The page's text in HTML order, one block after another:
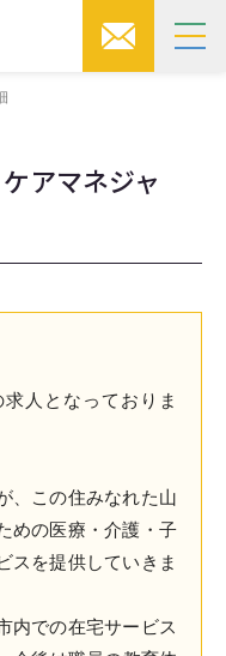
アマネジャ
人となっておりま
、この住みなれた山
めの医療・介護・子
スを提供していきま
内での在宅サービス